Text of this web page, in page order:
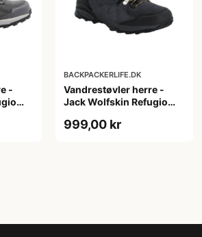
-
BACKPACKERLIFE.DK
Vandrestøvler herre -
Jack Wolfskin Refugio
Mørkegrå
999,00 kr